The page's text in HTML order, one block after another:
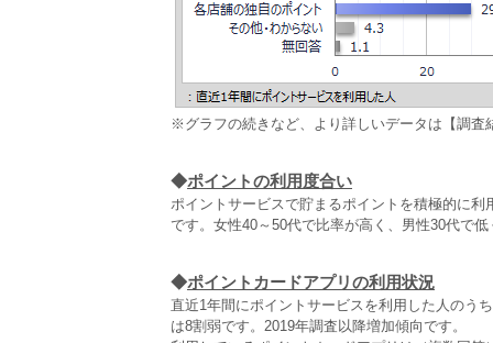
※グラフの続きなど、より詳しいデータは【調査
◆ポイントの利用度合い
ポイントサービスで貯まるポイントを積極的に
です。女性40～50代で比率が高く、男性30代で
◆ポイントカードアプリの利用状況
直近1年間にポイントサービスを利用した人のう
は8割弱です。2019年調査以降増加傾向です。